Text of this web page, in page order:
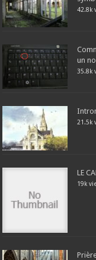
42.8k
un
35.8k
21.5k
LE
19k